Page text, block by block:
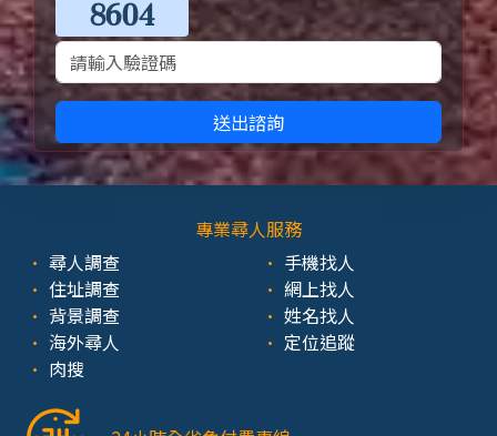
送出諮詢
專業尋人服務
尋人調查
住址調查
背景調查
海外尋人
肉搜
手機找人
網上找人
姓名找人
定位追蹤